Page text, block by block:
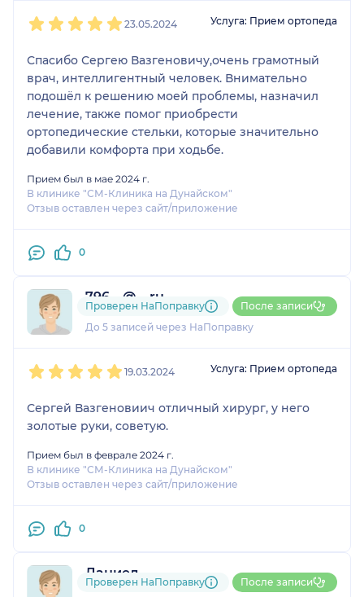
23.05.2024 Услуга: Прием ортопеда
Спасибо Сергею Вазгеновичу,очень грамотный
врач, интеллигентный человек. Внимательно
подошёл к решению моей проблемы, назначил
лечение, также помог приобрести
ортопедические стельки, которые значительно
добавили комфорта при ходьбе.
Прием был в мае 2024 г.
В клинике "СМ-Клиника на Дунайском"
Отзыв оставлен через сайт/приложение
0
796....@....ru
1 отзыв
До 5 записей через НаПоправку
Проверен НаПоправку После записи
19.03.2024 Услуга: Прием ортопеда
Сергей Вазгеновиич отличный хирург, у него
золотые руки, советую.
Прием был в феврале 2024 г.
В клинике "СМ-Клиника на Дунайском"
Отзыв оставлен через сайт/приложение
0
Даниел
2 отзыва
Проверен НаПоправку После записи